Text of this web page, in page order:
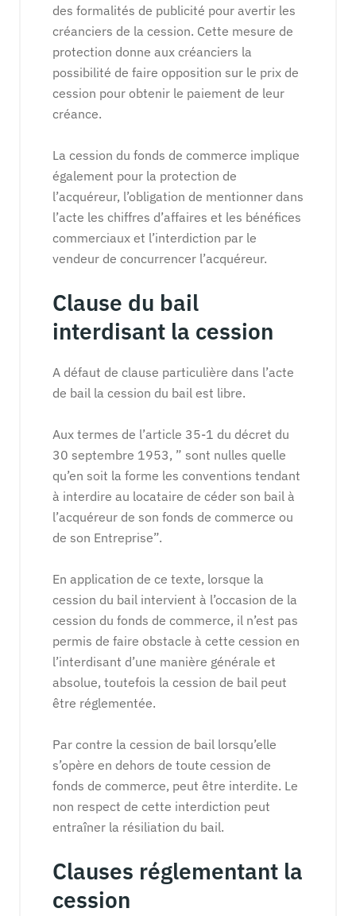
des formalités de publicité pour avertir les
créanciers de la cession. Cette mesure de
protection donne aux créanciers la
possibilité de faire opposition sur le prix de
cession pour obtenir le paiement de leur
créance.
La cession du fonds de commerce implique
également pour la protection de
l’acquéreur, l’obligation de mentionner dans
l’acte les chiffres d’affaires et les bénéfices
commerciaux et l’interdiction par le
vendeur de concurrencer l’acquéreur.
Clause du bail
interdisant la cession
A défaut de clause particulière dans l’acte
de bail la cession du bail est libre.
Aux termes de l’article 35-1 du décret du
30 septembre 1953, ” sont nulles quelle
qu’en soit la forme les conventions tendant
à interdire au locataire de céder son bail à
l’acquéreur de son fonds de commerce ou
de son Entreprise”.
En application de ce texte, lorsque la
cession du bail intervient à l’occasion de la
cession du fonds de commerce, il n’est pas
permis de faire obstacle à cette cession en
l’interdisant d’une manière générale et
absolue, toutefois la cession de bail peut
être réglementée.
Par contre la cession de bail lorsqu’elle
s’opère en dehors de toute cession de
fonds de commerce, peut être interdite. Le
non respect de cette interdiction peut
entraîner la résiliation du bail.
Clauses réglementant la
cession